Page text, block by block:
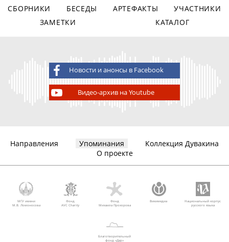
СБОРНИКИ БЕСЕДЫ АРТЕФАКТЫ
УЧАСТНИКИ
ЗАМЕТКИ
КАТАЛОГ
Новости и анонсы в Facebook
Видео-архив на Youtube
Направления Упоминания
Коллекция Дувакина
О проекте
МГУ имени
М.В. Ломоносова
Фонд
AVC Charity
Фонд
Михаила Прохорова
Викимедиа
Национальный корпус
русского языка
Благотворительный
фонд «Дар»